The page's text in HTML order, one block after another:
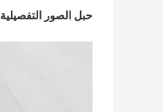
حبل الصور التفصيلية